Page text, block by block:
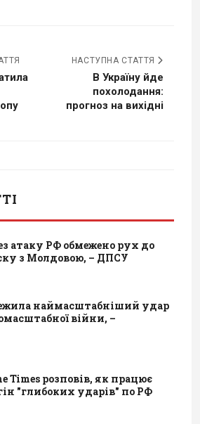
НАСТУПНА СТАТТЯ
В Україну йде
похолодання:
прогноз на вихідні
атаку РФ обмежено рух до
з Молдовою, – ДПСУ
наймасштабніший удар
війни, –
Times розповів, як працює
"глибоких ударів" по РФ